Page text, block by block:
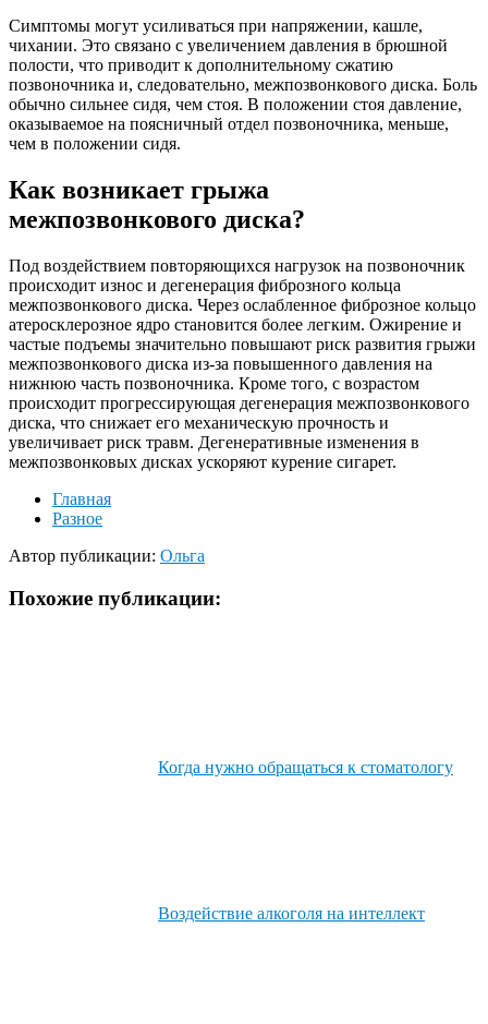
Симптомы могут усиливаться при напряжении, кашле,
чихании. Это связано с увеличением давления в брюшной
полости, что приводит к дополнительному сжатию
позвоночника и, следовательно, межпозвонкового диска. Боль
обычно сильнее сидя, чем стоя. В положении стоя давление,
оказываемое на поясничный отдел позвоночника, меньше,
чем в положении сидя.
Как возникает грыжа
межпозвонкового диска?
Под воздействием повторяющихся нагрузок на позвоночник
происходит износ и дегенерация фиброзного кольца
межпозвонкового диска. Через ослабленное фиброзное кольцо
атеросклерозное ядро становится более легким. Ожирение и
частые подъемы значительно повышают риск развития грыжи
межпозвонкового диска из-за повышенного давления на
нижнюю часть позвоночника. Кроме того, с возрастом
происходит прогрессирующая дегенерация межпозвонкового
диска, что снижает его механическую прочность и
увеличивает риск травм. Дегенеративные изменения в
межпозвонковых дисках ускоряют курение сигарет.
Главная
Разное
Автор публикации: Ольга
Похожие публикации:
Когда нужно обращаться к стоматологу
Воздействие алкоголя на интеллект